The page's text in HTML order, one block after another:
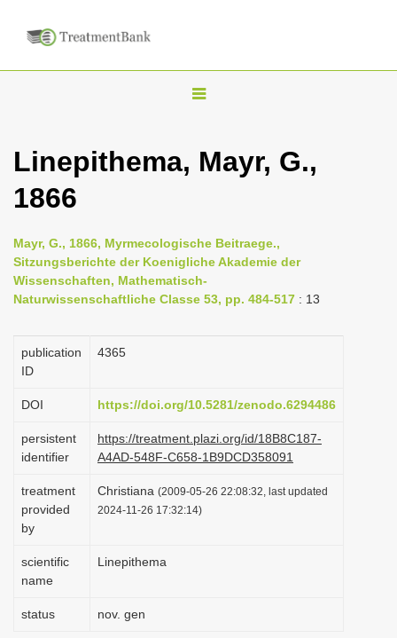
T
n
a
g
o
n
Linepithema, Mayr, G.,
1866
Mayr, G., 1866, Myrmecologische Beitraege.,
Sitzungsberichte der Koenigliche Akademie der
Wissenschaften, Mathematisch-
Naturwissenschaftliche Classe 53, pp. 484-517 : 13
publication
ID
4365
DOI https://doi.org/10.5281/zenodo.6294486
persistent
identifier
https://treatment.plazi.org/id/18B8C187-
A4AD-548F-C658-1B9DCD358091
treatment
provided
by
Christiana (2009-05-26 22:08:32, last updated
2024-11-26 17:32:14)
scientific
name
Linepithema
status nov. gen